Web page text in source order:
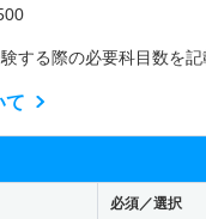
する際の必要科目数を記
て
必須／選択